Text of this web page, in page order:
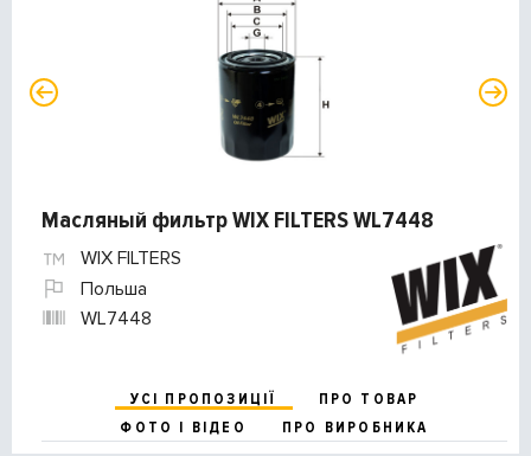
Масляный фильтр WIX FILTERS WL7448
WIX FILTERS
Польша
WL7448
УСІ ПРОПОЗИЦІЇ
ПРО ТОВАР
ФОТО І ВІДЕО
ПРО ВИРОБНИКА